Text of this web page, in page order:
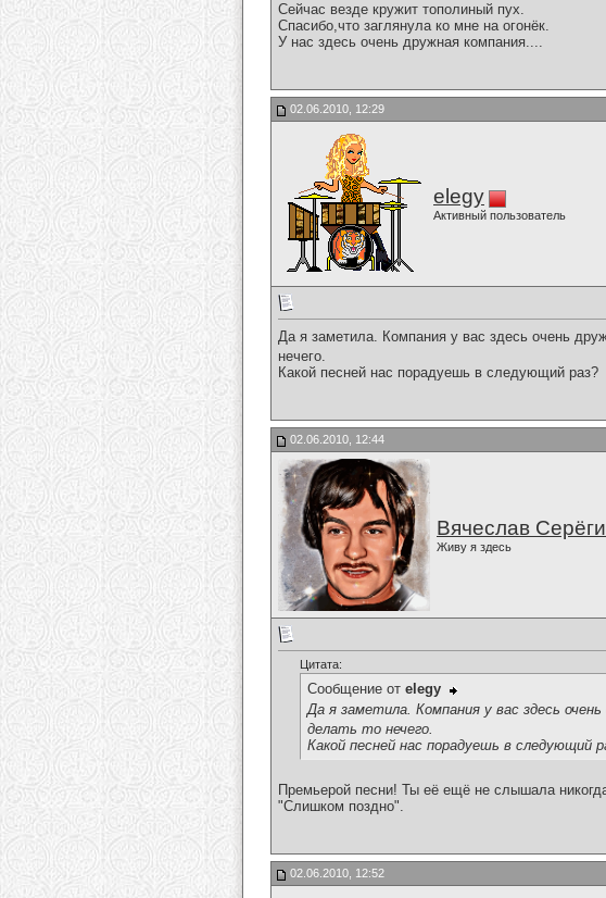
Сейчас везде кружит тополиный пух.
Спасибо,что заглянула ко мне на огонёк.
У нас здесь очень дружная компания....
02.06.2010, 12:29
elegy
Активный пользователь
Да я заметила. Компания у вас здесь очень
нечего.
Какой песней нас порадуешь в следующий раз?
02.06.2010, 12:44
Вячеслав
Живу я здесь
Цитата:
Сообщение от elegy
Да я заметила. Компания у вас здесь очень
делать то нечего.
Какой песней нас порадуешь в следующий
Премьерой песни! Ты её ещё не слышала
"Слишком поздно".
02.06.2010, 12:52